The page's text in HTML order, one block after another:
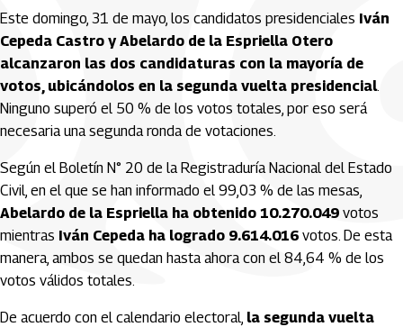
Este domingo, 31 de mayo, los candidatos presidenciales Iván
Cepeda Castro y Abelardo de la Espriella Otero
alcanzaron las dos candidaturas con la mayoría de
votos, ubicándolos en la segunda vuelta presidencial.
Ninguno superó el 50 % de los votos totales, por eso será
necesaria una segunda ronda de votaciones.
Según el Boletín N° 20 de la Registraduría Nacional del Estado
Civil, en el que se han informado el 99,03 % de las mesas,
Abelardo de la Espriella ha obtenido 10.270.049 votos
mientras Iván Cepeda ha logrado 9.614.016 votos. De esta
manera, ambos se quedan hasta ahora con el 84,64 % de los
votos válidos totales.
De acuerdo con el calendario electoral, la segunda vuelta